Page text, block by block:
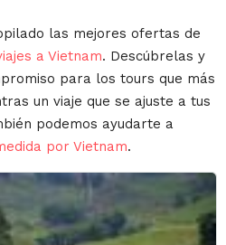
las mejores ofertas de
a Vietnam. Descúbrelas y
para los tours que más
un viaje que se ajuste a tus
podemos ayudarte a
por Vietnam.